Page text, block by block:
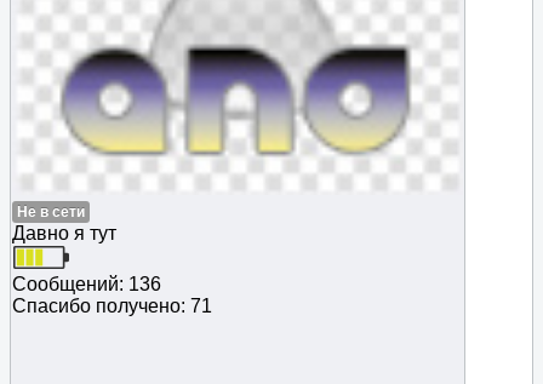
Не в сети
Давно я тут
Сообщений: 136
Спасибо получено: 71